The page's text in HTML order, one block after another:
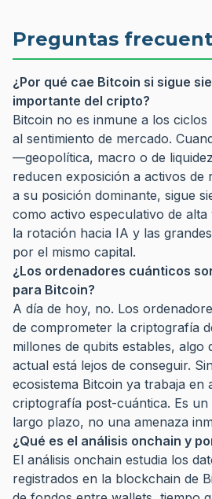
Preguntas
¿Por qué cae Bitcoin si sigue
importante del cripto?
Bitcoin no es inmune a los
al sentimiento de mercado.
—geopolítica, macro o de
reducen exposición a activos de
a su posición dominante, sigue
como activo especulativo de alta
la rotación hacia IA y las
por el mismo capital.
¿Los ordenadores cuánticos
para Bitcoin?
A día de hoy, no. Los
de comprometer la criptografía
millones de qubits estables, algo
actual está lejos de conseguir.
ecosistema Bitcoin ya trabaja en
criptografía post-cuántica. Es un
largo plazo, no una amenaza
¿Qué es el análisis onchain y
El análisis onchain estudia los
registrados en la blockchain de